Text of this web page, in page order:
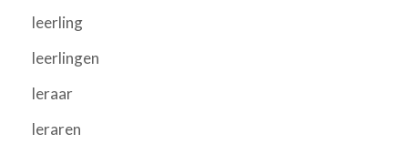
leerling
leerlingen
leraar
leraren